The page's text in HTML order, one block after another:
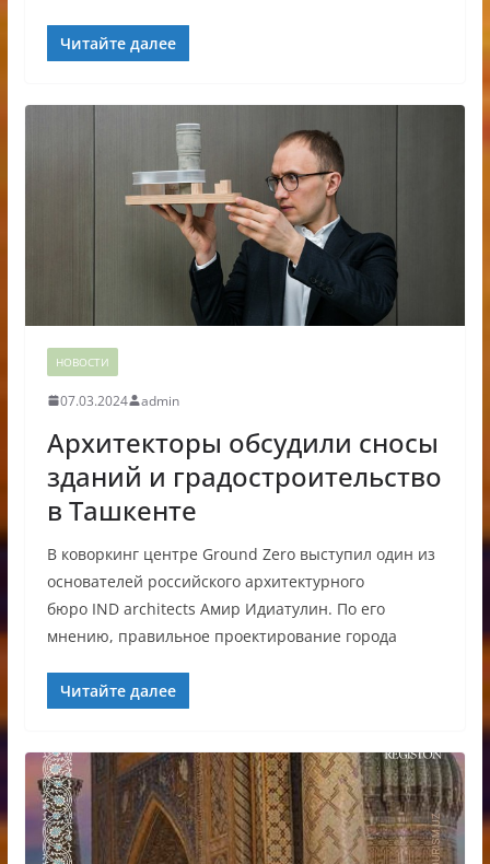
Читайте далее
НОВОСТИ
07.03.2024 admin
Архитекторы обсудили сносы
зданий и градостроительство
в Ташкенте
В коворкинг центре Ground Zero выступил один из
основателей российского архитектурного
бюро IND architects Амир Идиатулин. По его
мнению, правильное проектирование города
Читайте далее